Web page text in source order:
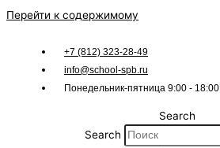
Перейти к содержимому
+7 (812) 323-28-49
info@school-spb.ru
Понедельник-пятница 9:00 - 18:00
Search
Search